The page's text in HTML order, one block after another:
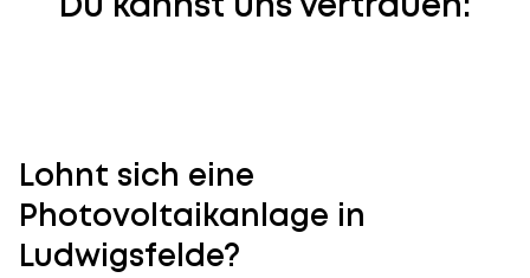
Lohnt sich eine
Photovoltaikanlage in
Ludwigsfelde?